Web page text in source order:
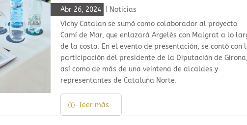
Abr 26, 2024
Noticias
Vichy Catalan se sumó como colaborador al proyecto
Camí de Mar, que enlazará Argelès con Malgrat a lo
de la costa. En el evento de presentación, se contó con
participación del presidente de la Diputación de
así como de más de una veintena de alcaldes y
representantes de Cataluña Norte.
leer más